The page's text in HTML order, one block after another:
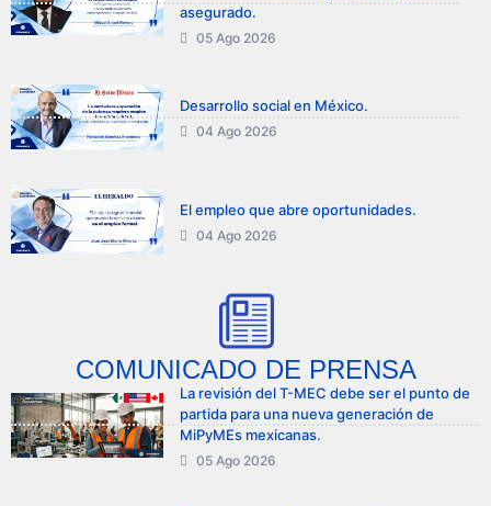
asegurado.
05 Ago 2026
Desarrollo social en México.
04 Ago 2026
El empleo que abre oportunidades.
04 Ago 2026
COMUNICADO DE PRENSA
La revisión del T-MEC debe ser el punto de
partida para una nueva generación de
MiPyMEs mexicanas.
05 Ago 2026